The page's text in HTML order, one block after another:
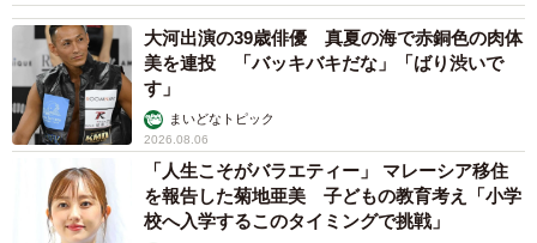
品です。私も演じながら、ひかりから「やりたいことがあ
るんだったら、今やらなきゃだめだよ」と言われている気
がしました。
自分ひとりの頑張りだけではどうにもならないことも、み
んなの力を持ち寄れば実現できることがあるし、探せばき
っとそれぞれの居場所はあるはずです。このドラマが、見
大河出演の39歳俳優 真夏の海で赤銅色の肉体
美を連投 「バッキバキだな」「ばり渋いで
す」
まいどなトピック
2026.08.06
「人生こそがバラエティー」 マレーシア移住
を報告した菊地亜美 子どもの教育考え「小学
校へ入学するこのタイミングで挑戦」